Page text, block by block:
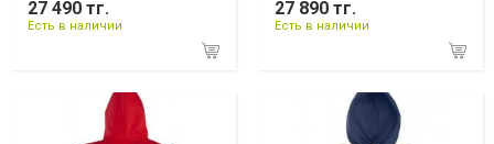
27 490 тг.
Есть в наличии
27 890 тг.
Есть в наличии